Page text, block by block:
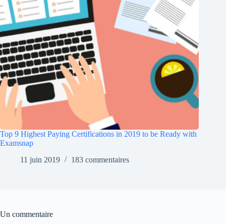
Top 9 Highest Paying Certifications in 2019 to be Ready with
Examsnap
11 juin 2019
183 commentaires
Un commentaire